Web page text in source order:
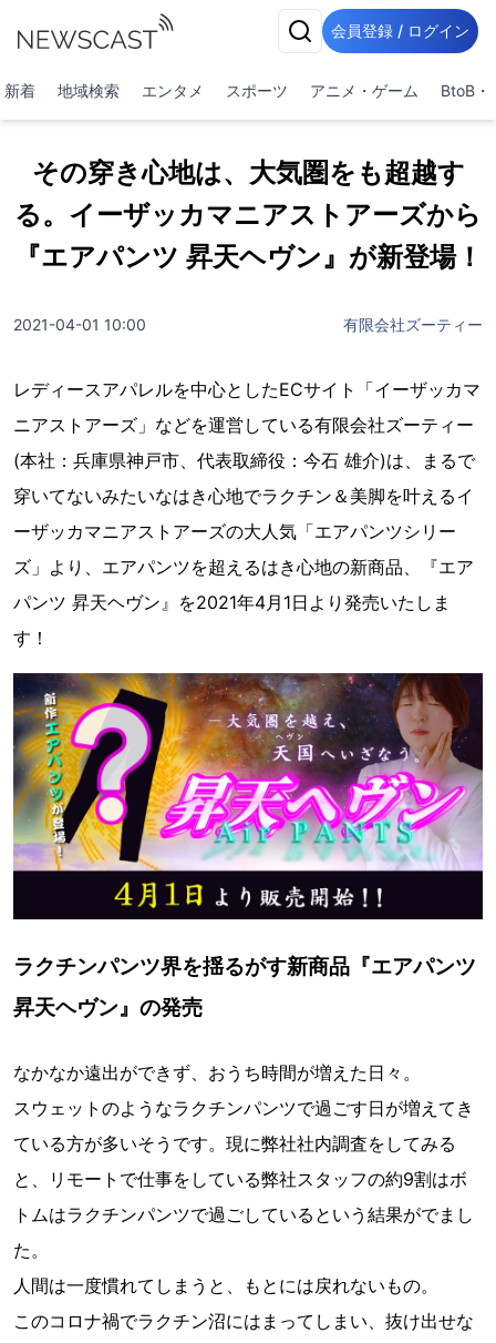
会員登録 / ログイン
新着 地域検索 エンタメ スポーツ アニメ・ゲーム BtoB・
その穿き心地は、大気圏をも超越す
る。イーザッカマニアストアーズから
『エアパンツ 昇天ヘヴン』が新登場！
2021-04-01 10:00 有限会社ズーティー
レディースアパレルを中心としたECサイト「イーザッカマ
ニアストアーズ」などを運営している有限会社ズーティー
(本社：兵庫県神戸市、代表取締役：今石 雄介)は、まるで
穿いてないみたいなはき心地でラクチン＆美脚を叶えるイ
ーザッカマニアストアーズの大人気「エアパンツシリー
ズ」より、エアパンツを超えるはき心地の新商品、『エア
パンツ 昇天ヘヴン』を2021年4月1日より発売いたしま
す！
ラクチンパンツ界を揺るがす新商品『エアパンツ
昇天ヘヴン』の発売
なかなか遠出ができず、おうち時間が増えた日々。
スウェットのようなラクチンパンツで過ごす日が増えてき
ている方が多いそうです。現に弊社社内調査をしてみる
と、リモートで仕事をしている弊社スタッフの約9割はボ
トムはラクチンパンツで過ごしているという結果がでまし
た。
人間は一度慣れてしまうと、もとには戻れないもの。
このコロナ禍でラクチン沼にはまってしまい、抜け出せな